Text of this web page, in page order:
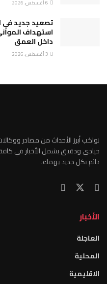
تصعيد جديد في
استهداف
داخل العمق
نواكب أبرز الأحداث من مصادر
حيادي ودقيق يشمل الأخبار في كافة
دائم بكل جديد يهمك.
الأخبار
العاجلة
المحلية
الاقليمية